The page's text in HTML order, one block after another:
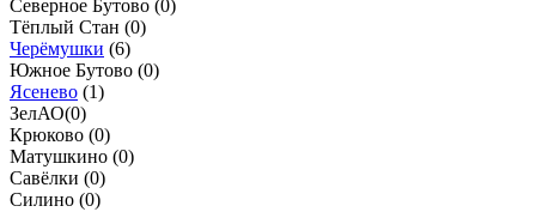
Северное Бутово (0)
Тёплый Стан (0)
Черёмушки (6)
Южное Бутово (0)
Ясенево (1)
ЗелАО(0)
Крюково (0)
Матушкино (0)
Савёлки (0)
Силино (0)